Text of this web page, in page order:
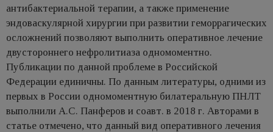
антибактериальной терапии, а также применение
эндоваскулярной хирургии при развитии геморрагических
осложнений позволяют выполнить оперативное лечение
двустороннего нефролитиаза одномоментно.
Публикации по данной проблеме в Российской
Федерации единичны. По данным литературы, одними из
первых в России одномоментную билатеральную ПНЛТ
выполнили А.С. Панферов и соавт. в 2018 г. Авторами в
статье отмечено, что данный вид оперативного лечения